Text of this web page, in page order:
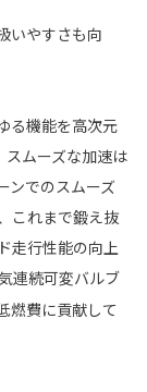
いやすさも向
る機能を高次元
スムーズな加速は
ンでのスムーズ
これまで鍛え抜
走行性能の向上
気連続可変バルブ
燃費に貢献して